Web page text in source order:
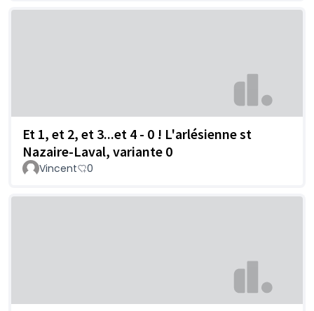
Et 1, et 2, et 3...et 4 - 0 ! L'arlésienne st
Nazaire-Laval, variante 0
Vincent 0